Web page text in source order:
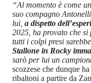
“Al momento è come
suo compagno
lui, a dispetto
2025, ha provato che si
tutti i colpi presi sarebbe
Stallone in Rocky
sarò per lui un
scozzese che dunque
ribaltoni a partire da